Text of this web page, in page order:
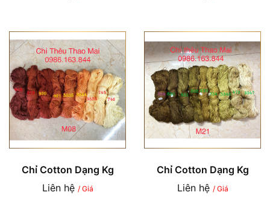
Chỉ Cotton Dạng Kg
Liên hệ / Giá
Chỉ Cotton Dạng Kg
Liên hệ / Giá